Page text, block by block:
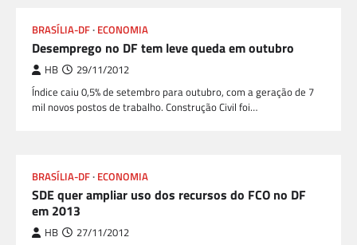
BRASÍLIA-DF ECONOMIA
Desemprego no DF tem leve queda em outubro
HB 29/11/2012
Índice caiu 0,5% de setembro para outubro, com a geração de 7
mil novos postos de trabalho. Construção Civil foi…
BRASÍLIA-DF ECONOMIA
SDE quer ampliar uso dos recursos do FCO no DF
em 2013
HB 27/11/2012